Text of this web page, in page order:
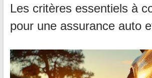
Les critères essentiels à
pour une assurance auto